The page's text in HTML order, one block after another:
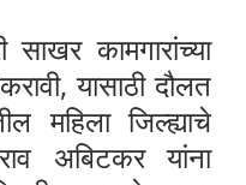
कामगारांच्या
यासाठी दौलत
महिला जिल्ह्याचे
अबिटकर यांना